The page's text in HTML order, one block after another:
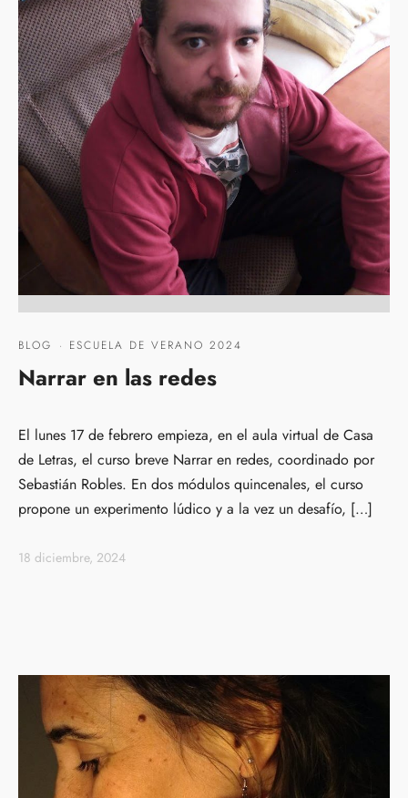
BLOG · ESCUELA DE VERANO 2024
Narrar en las redes
El lunes 17 de febrero empieza, en el aula virtual de Casa
de Letras, el curso breve Narrar en redes, coordinado por
Sebastián Robles. En dos módulos quincenales, el curso
propone un experimento lúdico y a la vez un desafío, […]
18 diciembre, 2024